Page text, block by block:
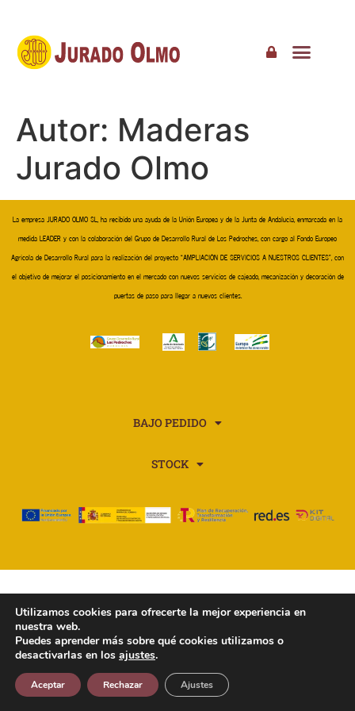
Autor: Maderas
Jurado Olmo
La empresa JURADO OLMO SL, ha recibido una ayuda de la Unión Europea y de la Junta de Andalucía, enmarcada en la
medida LEADER y con la colaboración del Grupo de Desarrollo Rural de Los Pedroches, con cargo al Fondo Europeo
Agrícola de Desarrollo Rural para la realización del proyecto “AMPLIACIÓN DE SERVICIOS A NUESTROS CLIENTES”, con
el objetivo de mejorar el posicionamiento en el mercado con nuevos servicios de cajeado, mecanización y decoración de
puertas de paso para llegar a nuevos clientes.
BAJO PEDIDO
STOCK
Utilizamos cookies para ofrecerte la mejor experiencia en
nuestra web.
Puedes aprender más sobre qué cookies utilizamos o
desactivarlas en los ajustes.
Aceptar Rechazar Ajustes